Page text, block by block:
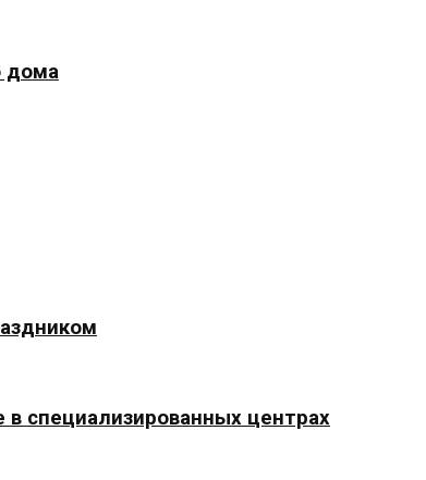
специализированных центрах
дома